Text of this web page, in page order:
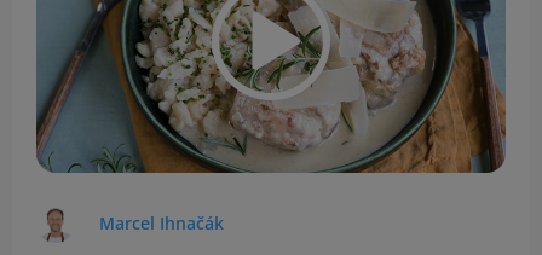
Marcel Ihnačák